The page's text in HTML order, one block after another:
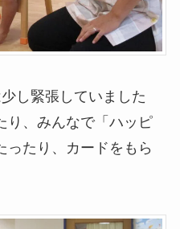
し緊張していました
り、みんなで「ハッピ
ったり、カードをもら